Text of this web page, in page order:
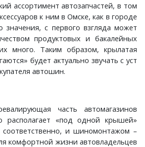
ассортимент автозапчастей, в том
к ним в Омске, как в городе
значения, с первого взгляда может
продуктовых и бакалейных
много. Таким образом, крылатая
будет актуально звучать с уст
автошин.
часть автомагазинов
располагает «под одной крышей»
соответственно, и шиномонтажом –
комфортной жизни автовладельцев